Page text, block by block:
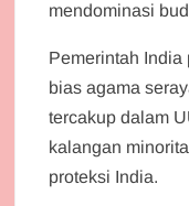
mendominasi
Pemerintah
bias agama
tercakup dalam
kalangan
proteksi India.